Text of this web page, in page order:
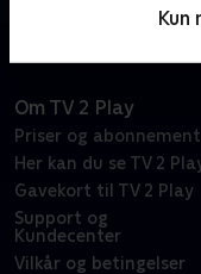
Kun
Om TV 2 Play
Priser og abonnement
Her kan du se TV 2
Gavekort til TV 2 Play
Support og
Kundecenter
Vilkår og betingelser